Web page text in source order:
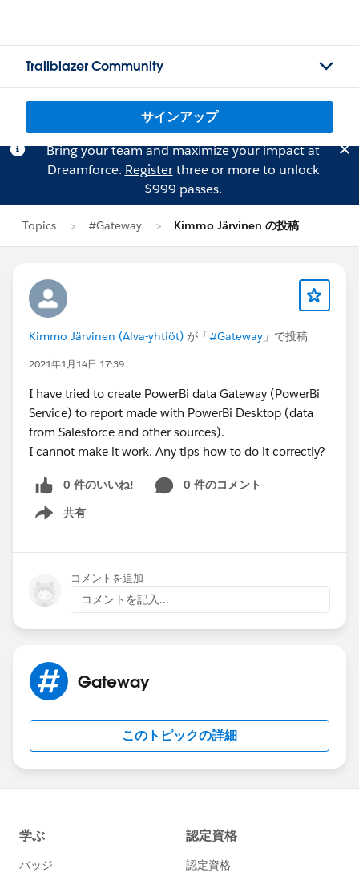
Trailblazer Community
サインアップ
Bring your team and maximize your impact at
Dreamforce. Registerthree or more to unlock
$999 passes.
Topics #Gateway Kimmo Järvinen の投稿
Kimmo Järvinen (Alva-yhtiöt) が「#Gateway 」で投稿
2021年1月14日 17:39
I have tried to create PowerBi data Gateway (PowerBi
Service) to report made with PowerBi Desktop (data
from Salesforce and other sources).
I cannot make it work. Any tips how to do it correctly?
0 件のいいね!
0 件のコメント
共有
Show menu
コメントを追加
コメントを記入...
Gateway
このトピックの詳細